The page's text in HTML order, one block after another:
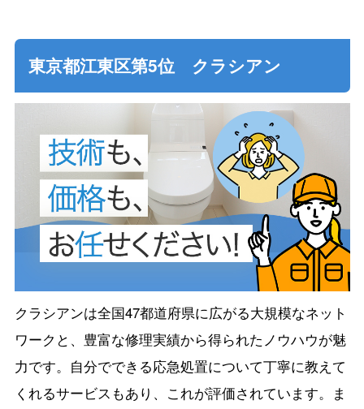
東京都江東区第5位 クラシアン
クラシアンは全国47都道府県に広がる大規模なネット
ワークと、豊富な修理実績から得られたノウハウが魅
力です。自分でできる応急処置について丁寧に教えて
くれるサービスもあり、これが評価されています。ま